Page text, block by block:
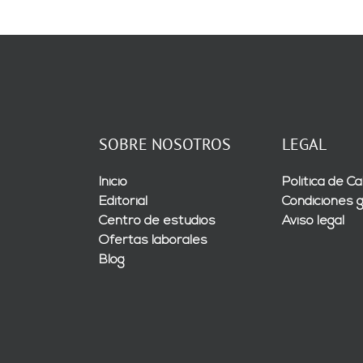
SOBRE NOSOTROS
Inicio
Editorial
Centro de estudios
Ofertas laborales
Blog
LEGAL
Política de
Condiciones
Aviso legal